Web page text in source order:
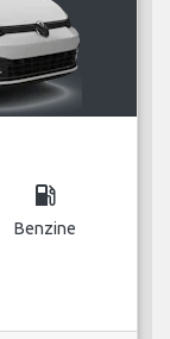
local_gas_station
Benzine